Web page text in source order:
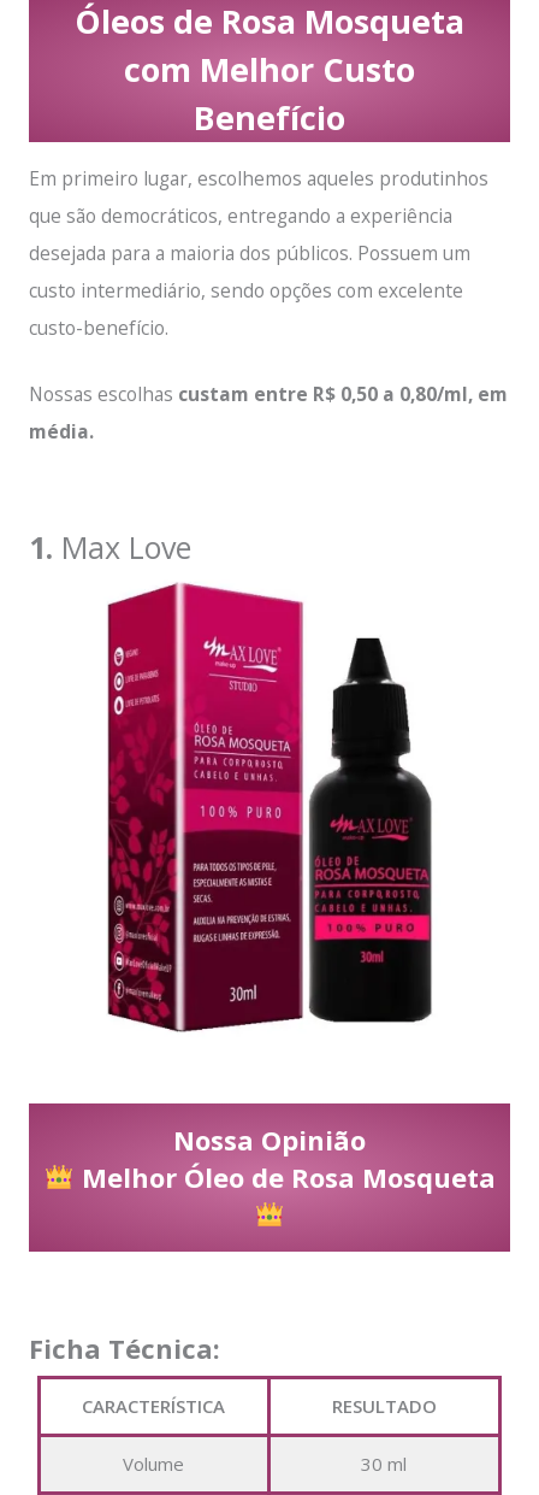
Óleos de Rosa Mosqueta
com Melhor Custo
Benefício
Em primeiro lugar, escolhemos aqueles produtinhos
que são democráticos, entregando a experiência
desejada para a maioria dos públicos. Possuem um
custo intermediário, sendo opções com excelente
custo-benefício.
Nossas escolhas custam entre R$ 0,50 a 0,80/ml, em
média.
1. Max Love
Nossa Opinião
Melhor Óleo de Rosa Mosqueta
Ficha Técnica:
CARACTERÍSTICA RESULTADO
Volume 30 ml